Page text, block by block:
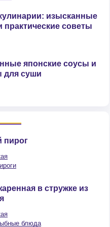
изысканные
практические советы
японские соусы и
для суши
пирог
в стружке из
блюда